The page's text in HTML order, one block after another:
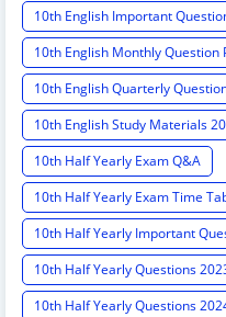
10th English Important
10th English Monthly Question
10th English Quarterly
10th English Study Materials
10th Half Yearly Exam Q&A
10th Half Yearly Exam Time
10th Half Yearly Important
10th Half Yearly Questions
10th Half Yearly Questions